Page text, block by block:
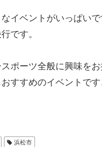
なイベントがいっぱい
です。
ポーツ全般に興味を
すすめのイベントで
浜松市